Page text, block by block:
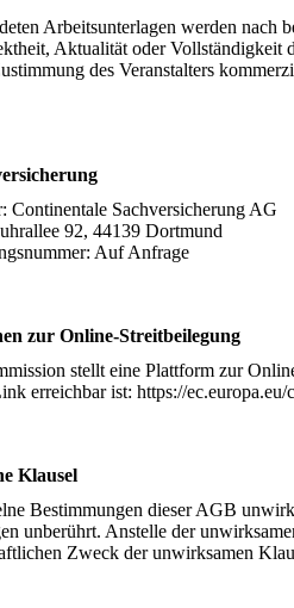
Arbeitsunterlagen werden nach
Aktualität oder Vollständigkeit
des Veranstalters
Continentale Sachversicherung AG
92, 44139 Dortmund
Auf Anfrage
zur Online-Streitbeilegung
stellt eine Plattform zur
erreichbar ist: https://ec.europa.eu/
Klausel
Bestimmungen dieser AGB
unberührt. Anstelle der
Zweck der unwirksamen